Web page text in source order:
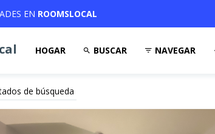
EN ROOMSLOCAL
HOGAR BUSCAR NAVEGAR
de búsqueda